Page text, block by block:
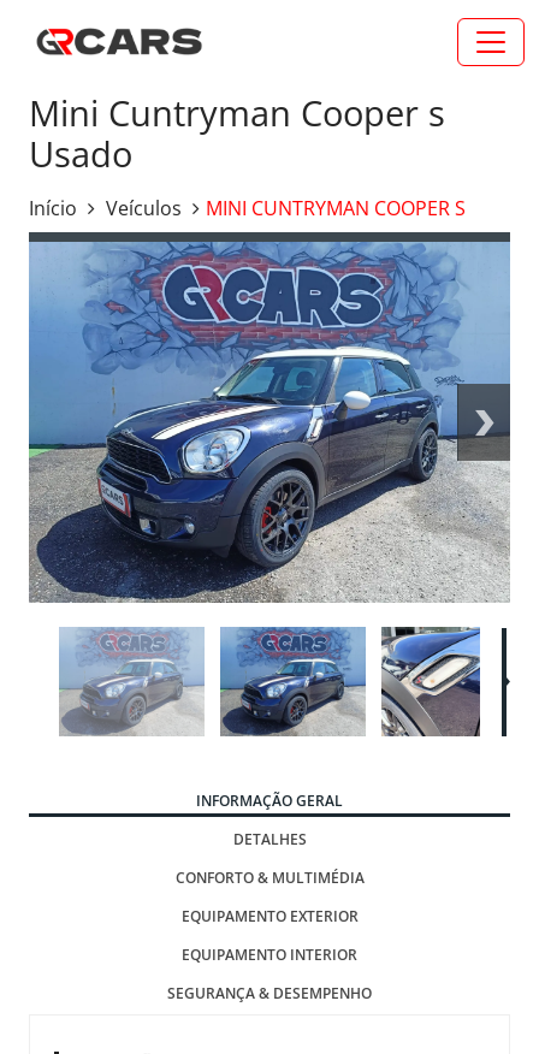
Mini Cuntryman Cooper s
Usado
Início Veículos MINI CUNTRYMAN COOPER S
INFORMAÇÃO GERAL
DETALHES
CONFORTO & MULTIMÉDIA
EQUIPAMENTO EXTERIOR
EQUIPAMENTO INTERIOR
SEGURANÇA & DESEMPENHO